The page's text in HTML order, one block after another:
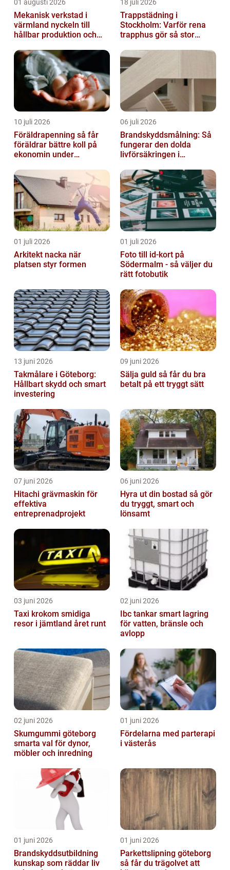
01 augusti 2026
Mekanisk verkstad i
värmland nyckeln till
hållbar produktion och
18 juli 2026
Trappstädning i
Stockholm: Varför rena
trapphus gör så stor
10 juli 2026
Föräldrapenning så får
föräldrar bättre koll på
ekonomin under
06 juli 2026
Brandskyddsmålning: Så
fungerar den dolda
livförsäkringen i
01 juli 2026
Arkitekt nacka när
platsen styr formen
01 juli 2026
Foto till id-kort på
Södermalm - så väljer du
rätt fotobutik
13 juni 2026
Takmålare i Göteborg:
Hållbart skydd och smart
investering
09 juni 2026
Sälja guld så får du bra
betalt på ett tryggt sätt
07 juni 2026
Hitachi grävmaskin för
effektiva
entreprenadprojekt
06 juni 2026
Hyra ut din bostad så gör
du tryggt, smart och
lönsamt
03 juni 2026
Taxi krokom smidiga
resor i jämtland året runt
02 juni 2026
Ibc tankar smart lagring
för vatten, bränsle och
avlopp
02 juni 2026
Skumgummi göteborg
smarta val för dynor,
möbler och inredning
01 juni 2026
Fördelarna med parterapi
i västerås
01 juni 2026
Brandskyddsutbildning
kunskap som räddar liv
01 juni 2026
Parkettslipning göteborg
så får du trägolvet att